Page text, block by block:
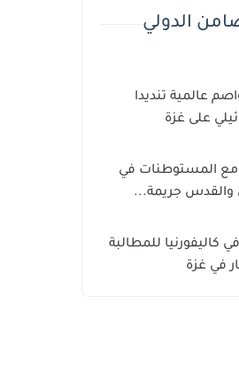
الدولي
عالمية تنديدا
على غزة
مع المستوطنات في
والقدس جريمة...
كاليفورنيا للمطالبة
في غزة